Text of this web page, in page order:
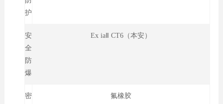
护
安
全
防
爆
Ex iaⅡ CT6（本安）
密
氟橡胶